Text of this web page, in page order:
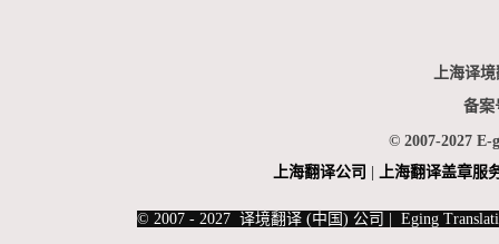
上海译
备案
© 2007-2027 E-
上海翻译公司 上海翻译盖章服
© 2007 - 2027 译境翻译 (中国) 公司 | Eging